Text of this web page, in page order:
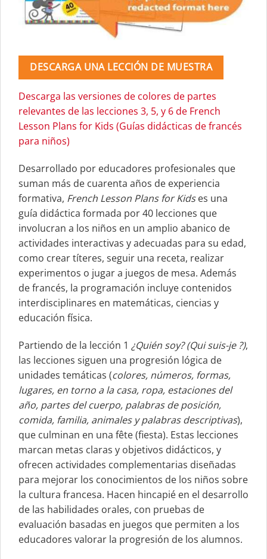
DESCARGA UNA LECCIÓN DE MUESTRA
Descarga las versiones de colores de partes
relevantes de las lecciones 3, 5, y 6 de French
Lesson Plans for Kids (Guías didácticas de francés
para niños)
Desarrollado por educadores profesionales que
suman más de cuarenta años de experiencia
formativa, French Lesson Plans for Kidses una
guía didáctica formada por 40 lecciones que
involucran a los niños en un amplio abanico de
actividades interactivas y adecuadas para su edad,
como crear títeres, seguir una receta, realizar
experimentos o jugar a juegos de mesa. Además
de francés, la programación incluye contenidos
interdisciplinares en matemáticas, ciencias y
educación física.
Partiendo de la lección 1 ¿Quién soy? (Qui suis-je ?),
las lecciones siguen una progresión lógica de
unidades temáticas (colores, números, formas,
lugares, en torno a la casa, ropa, estaciones del
año, partes del cuerpo, palabras de posición,
comida, familia, animales y palabras descriptivas),
que culminan en una fête (fiesta). Estas lecciones
marcan metas claras y objetivos didácticos, y
ofrecen actividades complementarias diseñadas
para mejorar los conocimientos de los niños sobre
la cultura francesa. Hacen hincapié en el desarrollo
de las habilidades orales, con pruebas de
evaluación basadas en juegos que permiten a los
educadores valorar la progresión de los alumnos.